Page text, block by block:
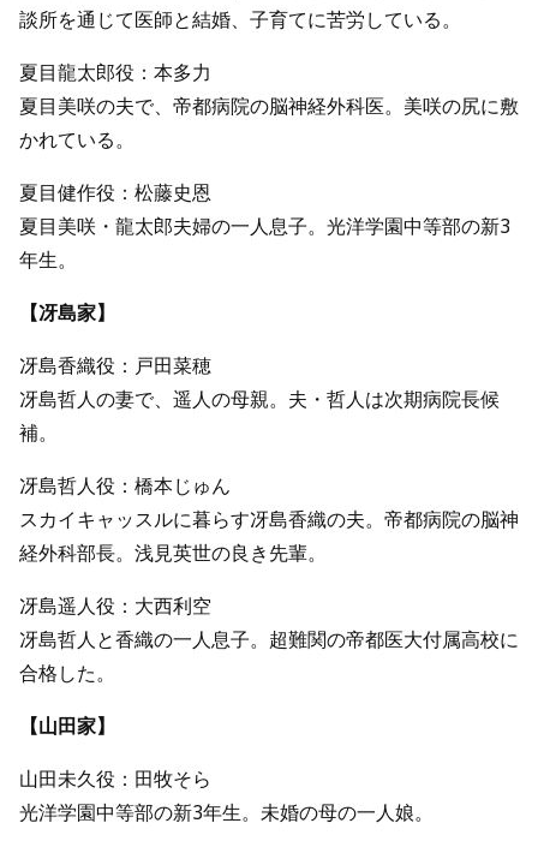
談所を通じて医師と結婚、子育てに苦労している。
夏目龍太郎役：本多力
夏目美咲の夫で、帝都病院の脳神経外科医。美咲の尻に敷
かれている。
夏目健作役：松藤史恩
夏目美咲・龍太郎夫婦の一人息子。光洋学園中等部の新3
年生。
【冴島家】
冴島香織役：戸田菜穂
冴島哲人の妻で、遥人の母親。夫・哲人は次期病院長候
補。
冴島哲人役：橋本じゅん
スカイキャッスルに暮らす冴島香織の夫。帝都病院の脳神
経外科部長。浅見英世の良き先輩。
冴島遥人役：大西利空
冴島哲人と香織の一人息子。超難関の帝都医大付属高校に
合格した。
【山田家】
山田未久役：田牧そら
光洋学園中等部の新3年生。未婚の母の一人娘。